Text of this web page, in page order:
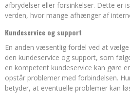
afbrydelser eller forsinkelser. Dette er
verden, hvor mange afhænger af
Kundeservice og support
En anden væsentlig fordel ved at
den kundeservice og support, som
en kompetent kundeservice kan gøre
opstår problemer med forbindelsen.
betyder, at eventuelle problemer kan